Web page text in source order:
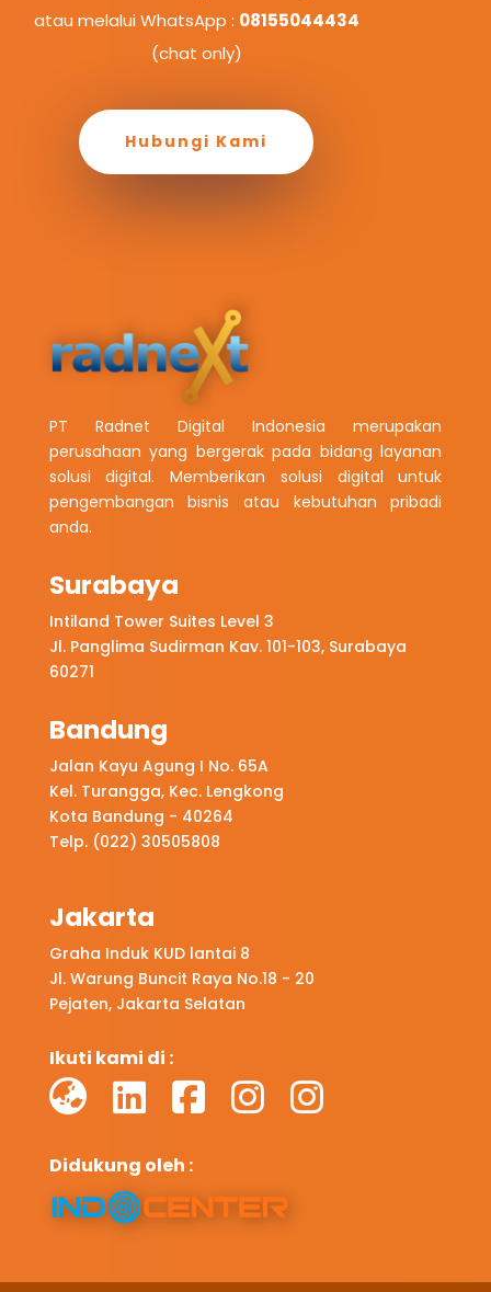
atau melalui WhatsApp : 08155044434
(chat only)
Hubungi Kami
PT Radnet Digital Indonesia merupakan
perusahaan yang bergerak pada bidang layanan
solusi digital. Memberikan solusi digital untuk
pengembangan bisnis atau kebutuhan pribadi
anda.
Surabaya
Intiland Tower Suites Level 3
Jl. Panglima Sudirman Kav. 101-103, Surabaya
60271
Bandung
Jalan Kayu Agung I No. 65A
Kel. Turangga, Kec. Lengkong
Kota Bandung - 40264
Telp. (022) 30505808
Jakarta
Graha Induk KUD lantai 8
Jl. Warung Buncit Raya No.18 - 20
Pejaten, Jakarta Selatan
Ikuti kami di :
Didukung oleh :